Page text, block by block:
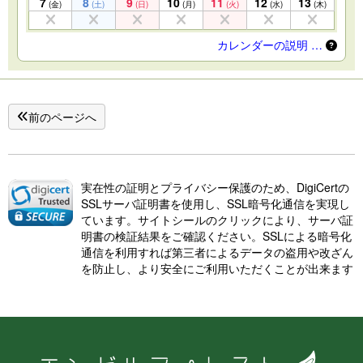
(金) (土) (日) (月) (火) (水) (木)
カレンダーの説明 …
前のページへ
実在性の証明とプライバシー保護のため、DigiCertの
SSLサーバ証明書を使用し、SSL暗号化通信を実現し
ています。サイトシールのクリックにより、サーバ証
明書の検証結果をご確認ください。SSLによる暗号化
通信を利用すれば第三者によるデータの盗用や改ざん
を防止し、より安全にご利用いただくことが出来ます